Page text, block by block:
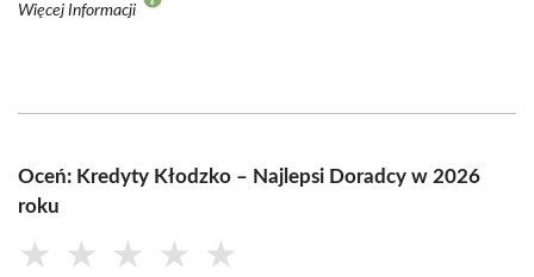
Więcej Informacji
Oceń: Kredyty Kłodzko – Najlepsi Doradcy w 2026
roku
★ ★ ★ ★ ★